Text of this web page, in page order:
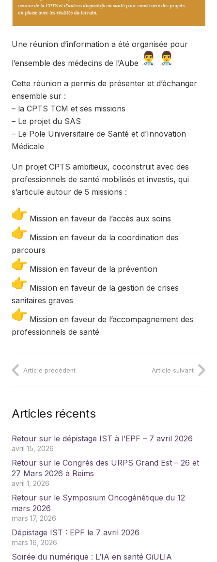
Une réunion d’information a été organisée pour
l’ensemble des médecins de l’Aube
Cette réunion a permis de présenter et d’échanger
ensemble sur :
– la CPTS TCM et ses missions
– Le projet du SAS
– Le Pole Universitaire de Santé et d’Innovation
Médicale
Un projet CPTS ambitieux, coconstruit avec des
professionnels de santé mobilisés et investis, qui
s’articule autour de 5 missions :
Mission en faveur de l’accès aux soins
Mission en faveur de la coordination des
parcours
Mission en faveur de la prévention
Mission en faveur de la gestion de crises
sanitaires graves
Mission en faveur de l’accompagnement des
professionnels de santé
Article précédent Article suivant
Articles récents
Retour sur le dépistage IST à l’EPF – 7 avril 2026
avril 15, 2026
Retour sur le Congrès des URPS Grand Est – 26 et
27 Mars 2026 à Reims
avril 1, 2026
Retour sur le Symposium Oncogénétique du 12
mars 2026
mars 17, 2026
Dépistage IST : EPF le 7 avril 2026
mars 16, 2026
Soirée du numérique : L’IA en santé GiULIA